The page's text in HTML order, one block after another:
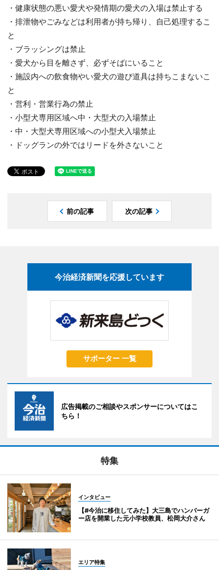
・健康状態の悪い愛犬や発情期の愛犬の入場は禁止する
・排泄物やごみなどは利用者が持ち帰り、自己処理するこ
と
・ブラッシングは禁止
・愛犬から目を離さず、必ずそばにいること
・施設内への飲食物やい愛犬の遊び道具は持ちこまないこ
と
・営利・営業行為の禁止
・小型犬専用区域へ中・大型犬の入場禁止
・中・大型犬専用区域への小型犬入場禁止
・ドッグランの外ではリードを外さないこと
前の記事 次の記事
今治経済新聞を応援しています
サポーター 一覧
広告掲載のご相談やスポンサーについてはこ
ちら！
特集
インタビュー
【#今治に移住してみた】大三島でハンバーガ
ー店を開業した元小学校教員、松岡大介さん
エリア特集